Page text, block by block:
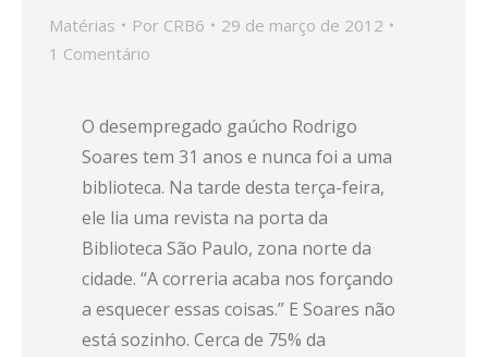
Matérias Por CRB6
29 de março de 2012
1 Comentário
O desempregado gaúcho Rodrigo
Soares tem 31 anos e nunca foi a uma
biblioteca. Na tarde desta terça-feira,
ele lia uma revista na porta da
Biblioteca São Paulo, zona norte da
cidade. “A correria acaba nos forçando
a esquecer essas coisas.” E Soares não
está sozinho. Cerca de 75% da